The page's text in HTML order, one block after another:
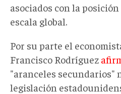
asociados con la
escala global.
Por su parte el
Francisco Rodríguez
"aranceles secundarios"
legislación